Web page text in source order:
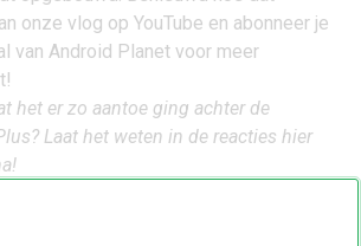
onze vlog op YouTube en abonneer je
van Android Planet voor meer
het er zo aantoe ging achter de
Laat het weten in de reacties hier